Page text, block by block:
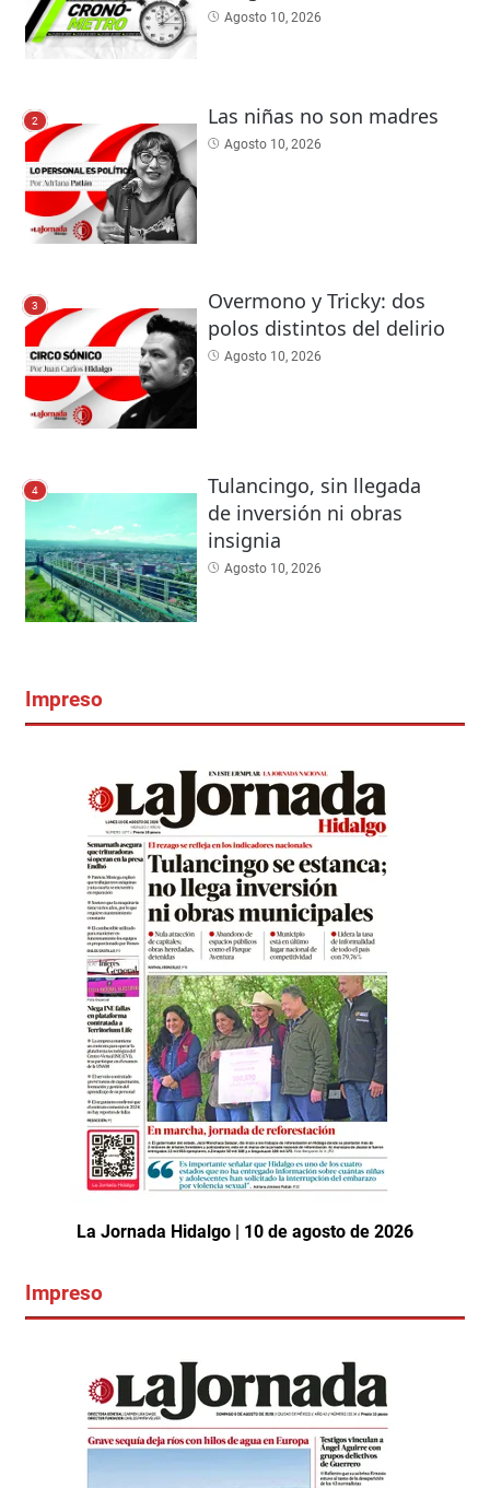
Agosto 10, 2026
2 Las niñas no son madres
Agosto 10, 2026
3
Overmono y Tricky: dos
polos distintos del delirio
Agosto 10, 2026
4
Tulancingo, sin llegada
de inversión ni obras
insignia
Agosto 10, 2026
Impreso
La Jornada Hidalgo | 10 de agosto de 2026
Impreso